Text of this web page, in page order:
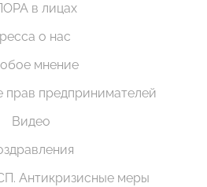
в лицах
о нас
мнение
прав предпринимателей
Видео
Антикризисные меры